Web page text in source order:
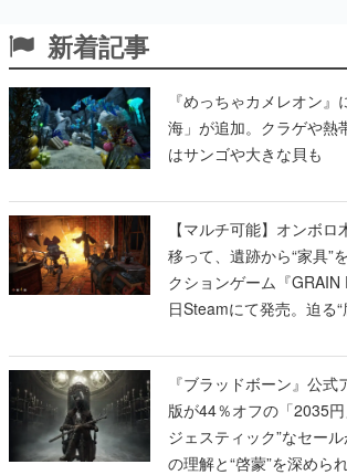
新着記事
『めっちゃカメレオン
海」が追加。クラゲや熱
はサンゴや大きな貝も
【マルチ可能】オンボロ
移って、遺跡から“家具”
クションゲーム『GRAIN
日Steamにて発売。迫る
『ブラッドボーン』公
版が44％オフの「2035
ジェスティック”なセー
の理解と“啓蒙”を深めら